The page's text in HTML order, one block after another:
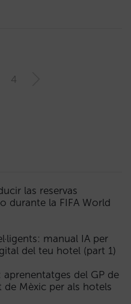
4
las reservas
durante la FIFA World
manual IA per
del teu hotel (part 1)
del GP de
de Mèxic per als hotels